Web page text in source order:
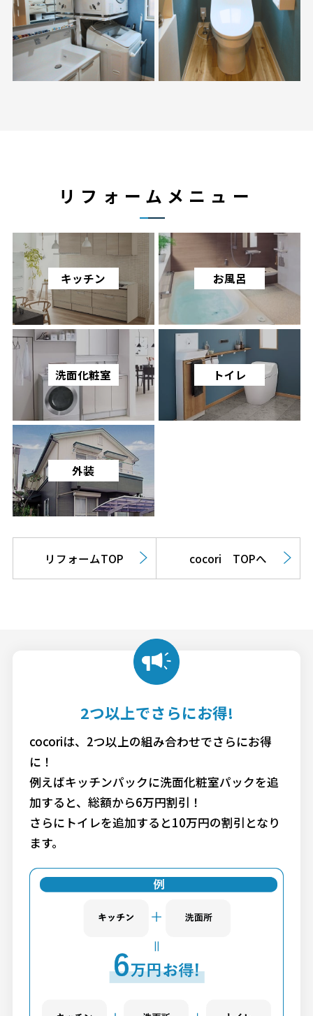
リフォームメニュー
キッチン お風呂
洗面化粧室 トイレ
外装
リフォームTOP cocori TOPへ
2つ以上でさらにお得!
cocoriは、2つ以上の組み合わせでさらにお得
に！
例えばキッチンパックに洗面化粧室パックを追
加すると、総額から6万円割引！
さらにトイレを追加すると10万円の割引となり
ます。